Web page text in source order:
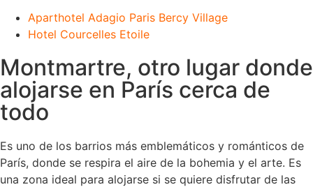
Aparthotel Adagio Paris Bercy Village
Hotel Courcelles Etoile
Montmartre, otro lugar donde
alojarse en París cerca de
todo
Es uno de los barrios más emblemáticos y románticos de
París, donde se respira el aire de la bohemia y el arte. Es
una zona ideal para alojarse si se quiere disfrutar de las